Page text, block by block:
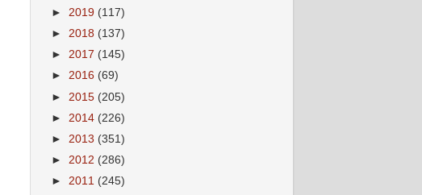
► 2019 (117)
► 2018 (137)
► 2017 (145)
► 2016 (69)
► 2015 (205)
► 2014 (226)
► 2013 (351)
► 2012 (286)
► 2011 (245)